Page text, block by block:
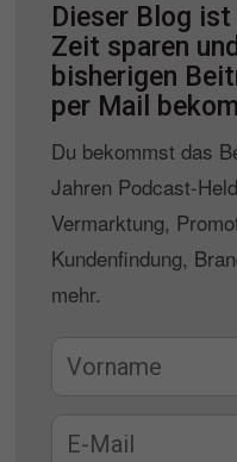
Dieser Blog
Zeit sparen
bisherigen
per Mail
Du bekommst das
Jahren Podcast-
Vermarktung,
Kundenfindung,
mehr.